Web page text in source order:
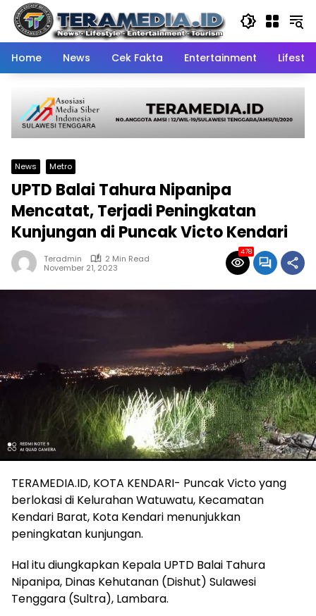
Skip
content
Home
News Cek Fakta Entertainment
News Metro
UPTD Balai Tahura Nipanipa
Mencatat, Terjadi Peningkatan
Kunjungan di Puncak Victo Kendari
Teradmin
2 Min Read
November 21, 2023
478
TERAMEDIA.ID, KOTA KENDARI- Puncak Victo yang
berlokasi di Kelurahan Watuwatu, Kecamatan
Kendari Barat, Kota Kendari menunjukkan
peningkatan kunjungan.
Hal itu diungkapkan Kepala UPTD Balai Tahura
Nipanipa, Dinas Kehutanan (Dishut) Sulawesi
Tenggara (Sultra), Lambara.